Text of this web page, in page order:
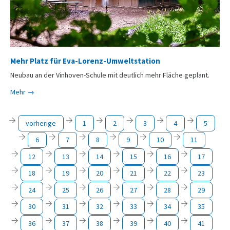
Mehr Platz für Eva-Lorenz-Umweltstation
Neubau an der Vinhoven-Schule mit deutlich mehr Fläche geplant.
Mehr →
vorherige 1 2 3 4
5
6
7 8 9 10
11
12
13 14 15 16
17
18
19 20 21 22
23
24
25 26 27 28
29
30
31 32 33 34
35
36
37 38 39 40 41